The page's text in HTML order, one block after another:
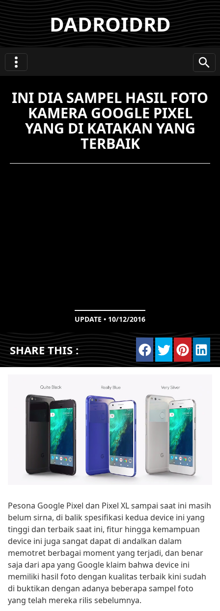
DADROIDRD
INI DIA SAMPEL HASIL FOTO
KAMERA GOOGLE PIXEL
YANG DI KATAKAN YANG
TERBAIK
UPDATE • 10/12/2016
SHARE THIS :
Pesona Google Pixel dan Pixel XL sampai saat ini masih
belum sirna, di balik spesifikasi kedua device ini yang
tinggi dan terbaik saat ini, fitur hingga kemampuan
device ini juga sangat dapat di andalkan dalam
memotret berbagai moment yang terjadi, dan benar
saja dari apa yang Google klaim bahwa device ini
memiliki hasil foto dengan kualitas terbaik kini sudah
di buktikan dengan adanya beberapa sampel foto
yang telah mereka rilis sebelumnya.